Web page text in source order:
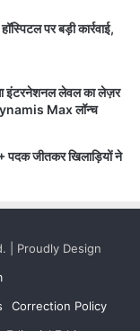
के
पर बड़ी कार्रवाई,
इंटरनेशनल लेवल का लेज़र
Max लॉन्च
जीतकर खिलाड़ियों ने
| Proudly Design
Correction Policy